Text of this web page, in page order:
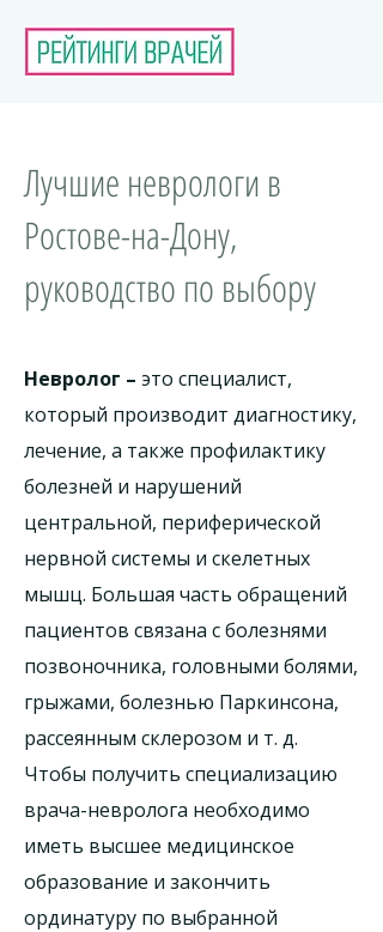
Лучшие неврологи в
Ростове-на-Дону,
руководство по выбору
Невролог – это специалист,
который производит диагностику,
лечение, а также профилактику
болезней и нарушений
центральной, периферической
нервной системы и скелетных
мышц. Большая часть обращений
пациентов связана с болезнями
позвоночника, головными болями,
грыжами, болезнью Паркинсона,
рассеянным склерозом и т. д.
Чтобы получить специализацию
врача-невролога необходимо
иметь высшее медицинское
образование и закончить
ординатуру по выбранной